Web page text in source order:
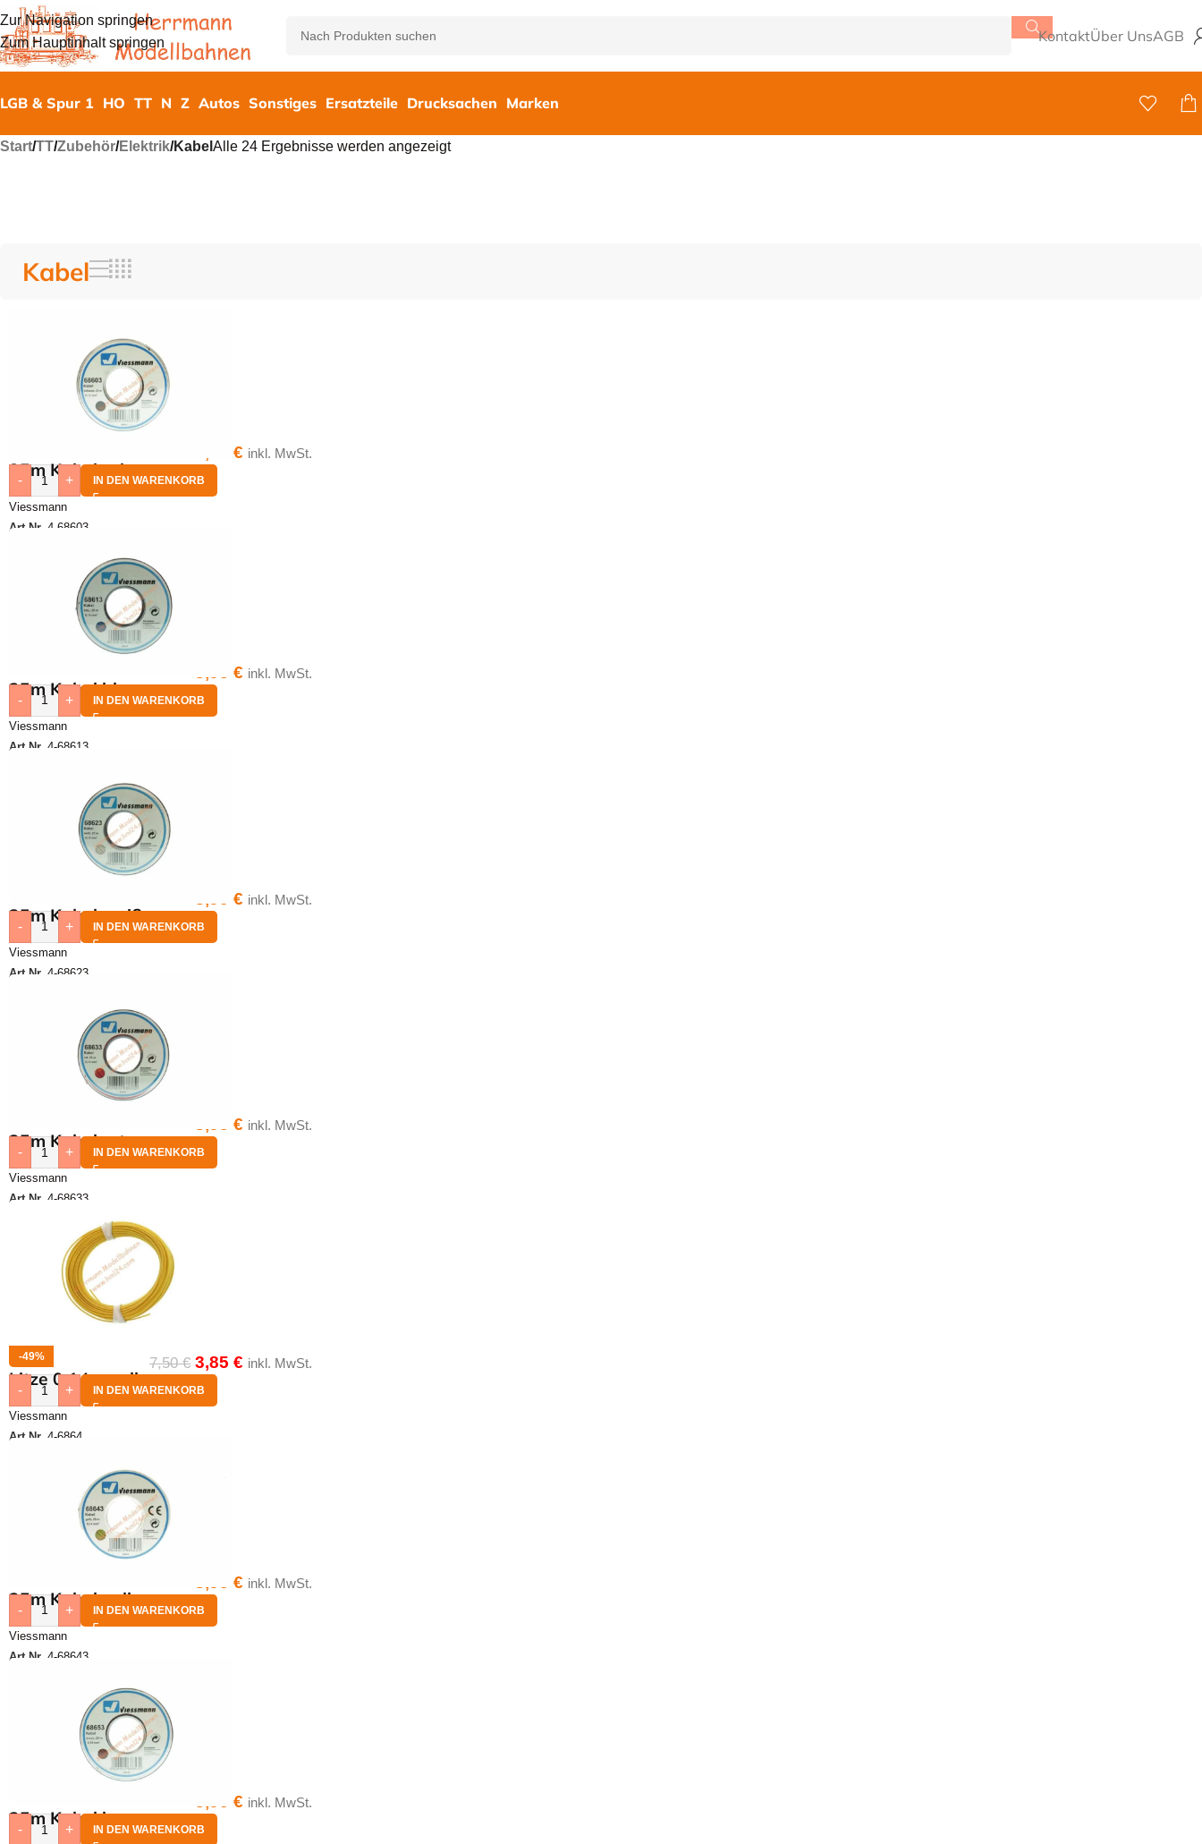
Zur Navigation springen
Zum Hauptinhalt springen
KontaktÜber UnsAGB
LGB & Spur 1 HO TT N Z Autos Sonstiges Ersatzteile Drucksachen Marken
Start/TT/Zubehör/Elektrik/Kabel Alle 24 Ergebnisse werden angezeigt
Kabel
25m Kabel schwarz
Viessmann
Art.Nr. 4-68603
8,95€ inkl. MwSt.
-
+ IN DEN WARENKORB
25m Kabel blau
Viessmann
Art.Nr. 4-68613
8,95€ inkl. MwSt.
-
+ IN DEN WARENKORB
25m Kabel weiß
Viessmann
Art.Nr. 4-68623
8,95€ inkl. MwSt.
-
+ IN DEN WARENKORB
25m Kabel rot
Viessmann
Art.Nr. 4-68633
8,95€ inkl. MwSt.
-
+ IN DEN WARENKORB
-49%
Litze 0,14 q gelb
Viessmann
Art.Nr. 4-6864
7,50€ 3,85€ inkl. MwSt.
-
+ IN DEN WARENKORB
25m Kabel gelb
Viessmann
Art.Nr. 4-68643
8,95€ inkl. MwSt.
-
+ IN DEN WARENKORB
25m Kabel braun
8,95€ inkl. MwSt.
-
+ IN DEN WARENKORB